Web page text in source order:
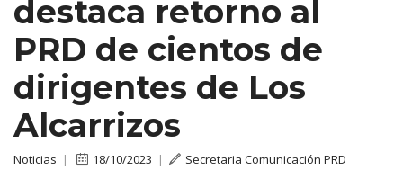
destaca retorno al
PRD de cientos de
dirigentes de Los
Alcarrizos
Noticias | 18/10/2023 | Secretaria Comunicación PRD